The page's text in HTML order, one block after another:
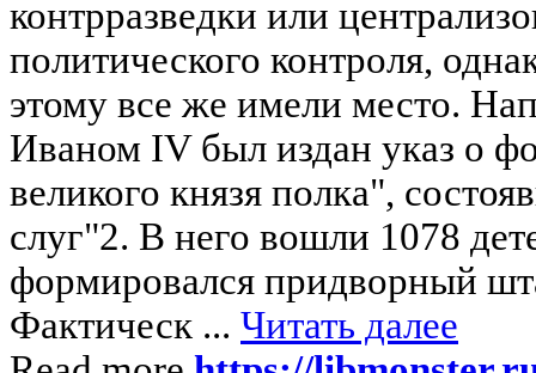
контрразведки или
политического контроля,
этому все же имели место.
Иваном IV был издан указ о
великого князя полка",
слуг"2. В него вошли 1078
формировался придворный
Фактическ ... Читать далее